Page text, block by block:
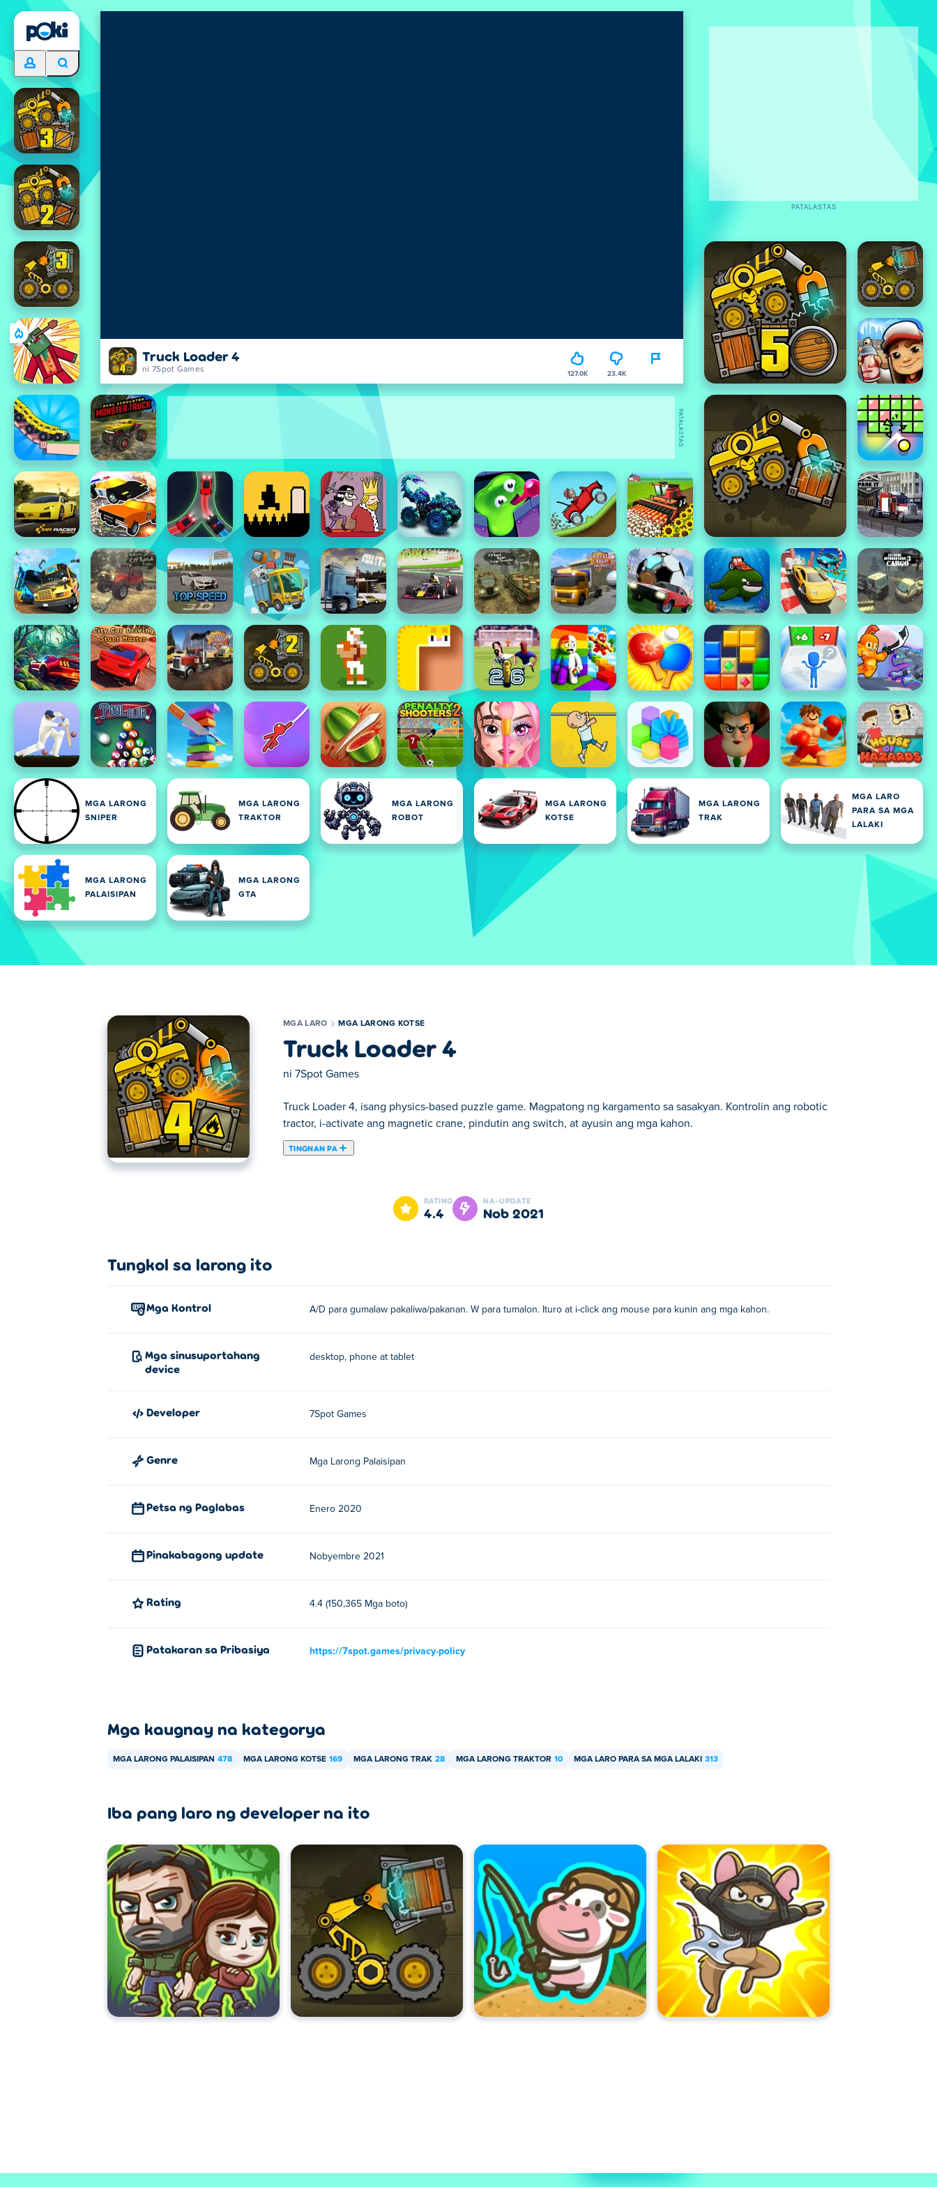
Truck Loader 4
ni 7Spot Games 127.0K 23.4K
MGA LARONG
SNIPER
MGA LARONG
TRAKTOR
MGA LARONG
ROBOT
MGA LARONG
KOTSE
MGA LARONG
TRAK
MGA LARO
PARA SA MGA
LALAKI
MGA LARONG
PALAISIPAN
MGA LARONG
GTA
PATALASTAS
PATALASTAS
MGA LARO MGA LARONG KOTSE
Truck Loader 4
ni 7Spot Games
Truck Loader 4, isang physics-based puzzle game. Magpatong ng kargamento sa sasakyan. Kontrolin ang robotic
tractor, i-activate ang magnetic crane, pindutin ang switch, at ayusin ang mga kahon.
TINGNAN PA
Dito maaari kang maglaro ng Truck Loader 4. Truck Loader 4 ay isa sa aming napiling Mga Larong kotse.
RATING
4.4
NA-UPDATE
Nob 2021
Tungkol sa larong ito
Mga Kontrol A/D para gumalaw pakaliwa/pakanan. W para tumalon. Ituro at i-click ang mouse para kunin ang mga kahon.
Mga sinusuportahang
device
desktop, phone at tablet
Developer 7Spot Games
Genre Mga Larong Palaisipan
Petsa ng Paglabas Enero 2020
Pinakabagong update Nobyembre 2021
Rating 4.4 (150,365 Mga boto)
Patakaran sa Pribasiya https://7spot.games/privacy-policy
Mga kaugnay na kategorya
MGA LARONG PALAISIPAN 478 MGA LARONG KOTSE 169 MGA LARONG TRAK 28 MGA LARONG TRAKTOR 10 MGA LARO PARA SA MGA LALAKI 313
Iba pang laro ng developer na ito